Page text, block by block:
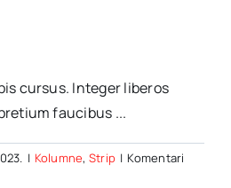
cursus. Integer liberos
faucibus ...
| Kolumne, Strip | Komentari